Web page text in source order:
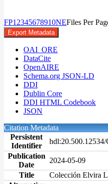
FP1 2345678910NEFiles Per
Export Metadata
OAI_ORE
DataCite
OpenAIRE
Schema.org JSON-LD
DDI
Dublin Core
DDI HTML Codebook
JSON
Citation Metadata
Persistent
Identifier
Publication
Date
2024-05-09
Title
Colección Elvira